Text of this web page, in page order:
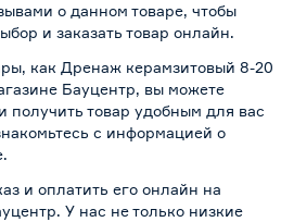
о данном товаре, чтобы
и заказать товар онлайн.
как Дренаж керамзитовый 8-20
Бауцентр, вы можете
получить товар удобным для вас
с информацией о
.
и оплатить его онлайн на
У нас не только низкие